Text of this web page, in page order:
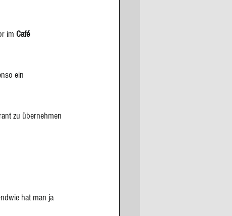
im Café
ein
zu übernehmen
hat man ja